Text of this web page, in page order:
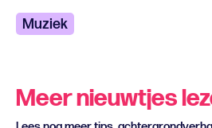
Muziek
Meer nieuwtjes